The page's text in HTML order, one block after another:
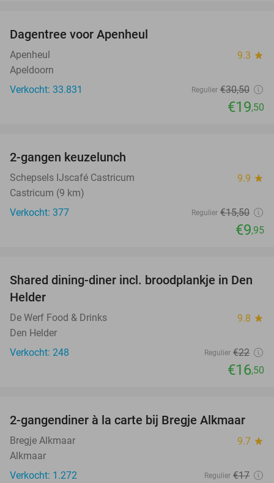
Dagentree voor Apenheul
Apenheul 9.3 star
Apeldoorn
Verkocht: 33.831
Regulier €30,50
€19,50
2-gangen keuzelunch
Schepsels IJscafé Castricum 9.9 star
Castricum (9 km)
Verkocht: 377
Regulier €15,50
€9,95
25%
Shared dining-diner incl. broodplankje in Den
Helder
De Werf Food & Drinks 9.8 star
Den Helder
Verkocht: 248
Regulier €22
€16,50
12%
2-gangendiner à la carte bij Bregje Alkmaar
Bregje Alkmaar 9.7 star
Alkmaar
Verkocht: 1.272
Regulier €17